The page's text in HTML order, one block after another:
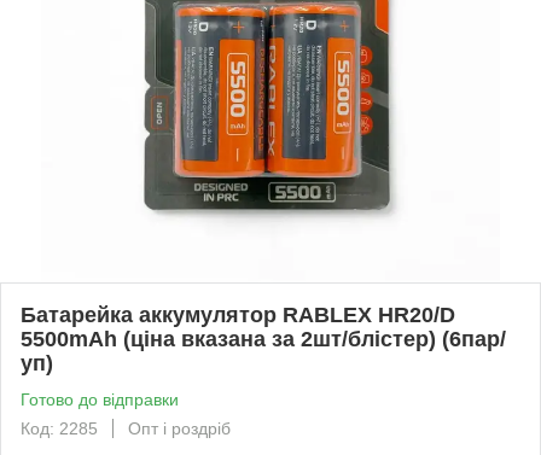
Батарейка аккумулятор RABLEX HR20/D
5500mAh (ціна вказана за 2шт/блістер) (6пар/
уп)
Готово до відправки
Код: 2285
Опт і роздріб